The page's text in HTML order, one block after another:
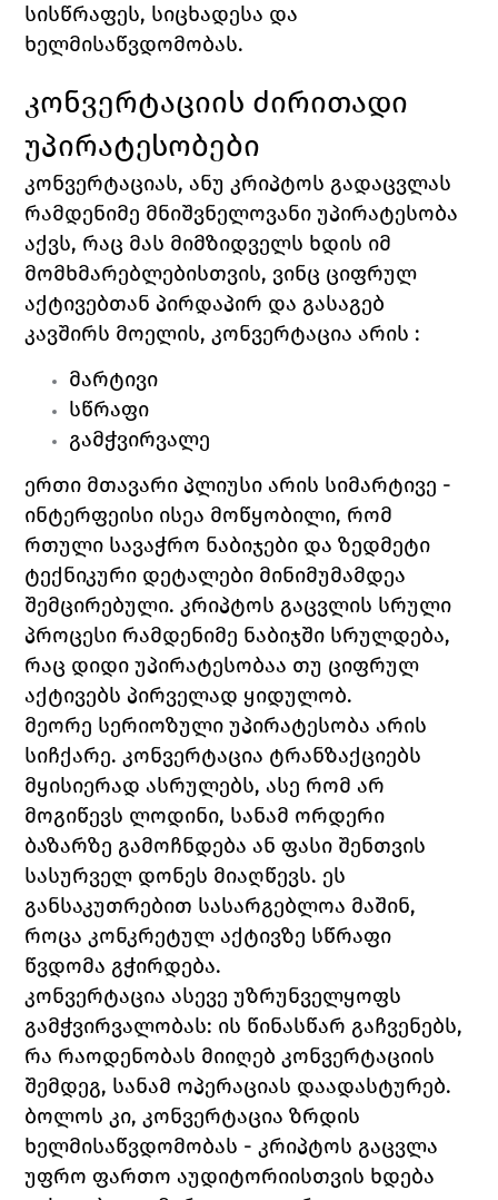
სისწრაფეს, სიცხადესა და
ხელმისაწვდომობას.
კონვერტაციის ძირითადი
უპირატესობები
კონვერტაციას, ანუ კრიპტოს გადაცვლას
რამდენიმე მნიშვნელოვანი უპირატესობა
აქვს, რაც მას მიმზიდველს ხდის იმ
მომხმარებლებისთვის, ვინც ციფრულ
აქტივებთან პირდაპირ და გასაგებ
კავშირს მოელის, კონვერტაცია არის :
მარტივი
სწრაფი
გამჭვირვალე
ერთი მთავარი პლიუსი არის სიმარტივე -
ინტერფეისი ისეა მოწყობილი, რომ
რთული სავაჭრო ნაბიჯები და ზედმეტი
ტექნიკური დეტალები მინიმუმამდეა
შემცირებული. კრიპტოს გაცვლის სრული
პროცესი რამდენიმე ნაბიჯში სრულდება,
რაც დიდი უპირატესობაა თუ ციფრულ
აქტივებს პირველად ყიდულობ.
მეორე სერიოზული უპირატესობა არის
სიჩქარე. კონვერტაცია ტრანზაქციებს
მყისიერად ასრულებს, ასე რომ არ
მოგიწევს ლოდინი, სანამ ორდერი
ბაზარზე გამოჩნდება ან ფასი შენთვის
სასურველ დონეს მიაღწევს. ეს
განსაკუთრებით სასარგებლოა მაშინ,
როცა კონკრეტულ აქტივზე სწრაფი
წვდომა გჭირდება.
კონვერტაცია ასევე უზრუნველყოფს
გამჭვირვალობას: ის წინასწარ გაჩვენებს,
რა რაოდენობას მიიღებ კონვერტაციის
შემდეგ, სანამ ოპერაციას დაადასტურებ.
ბოლოს კი, კონვერტაცია ზრდის
ხელმისაწვდომობას - კრიპტოს გაცვლა
უფრო ფართო აუდიტორიისთვის ხდება